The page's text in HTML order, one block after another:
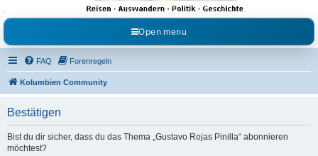
Open menu
FAQ Forenregeln
Kolumbien Community
Bestätigen
Bist du dir sicher, dass du das Thema „Gustavo Rojas Pinilla“ abonnieren
möchtest?